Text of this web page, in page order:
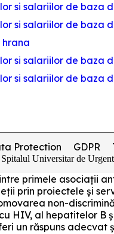
si salariilor de baza
si salariilor de baza
si salariilor de baza
si salariilor de baza
Protection GDPR
Universitar de
primele asociații
prin proiectele și
non-
HIV, al hepatitelor
un răspuns